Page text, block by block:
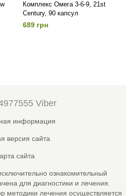
Комплекс Омега 3-6-9, 21st
Century, 90 капсул
689 грн
Viber
информация
версия сайта
сайта
ознакомительный
для диагностики и лечения.
методики лечения осуществляется